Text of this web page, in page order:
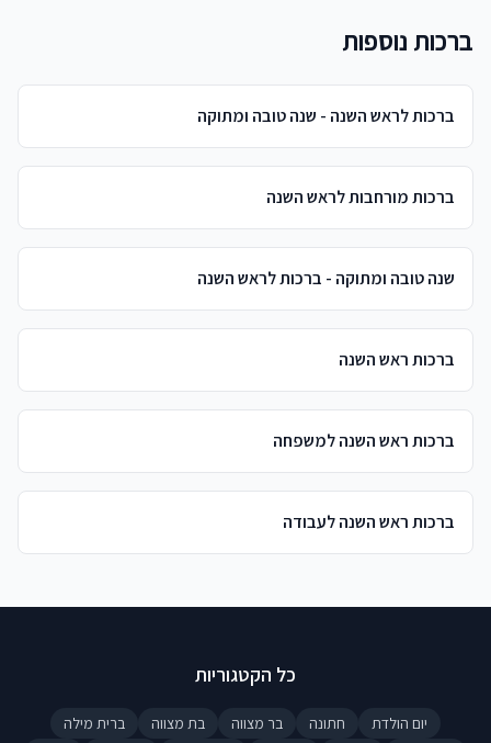
ברכות נוספות
ברכות לראש השנה - שנה טובה ומתוקה
ברכות מורחבות לראש השנה
שנה טובה ומתוקה - ברכות לראש השנה
ברכות ראש השנה
ברכות ראש השנה למשפחה
ברכות ראש השנה לעבודה
כל הקטגוריות
יום הולדת חתונה בר מצווה בת מצווה
ברית מילה